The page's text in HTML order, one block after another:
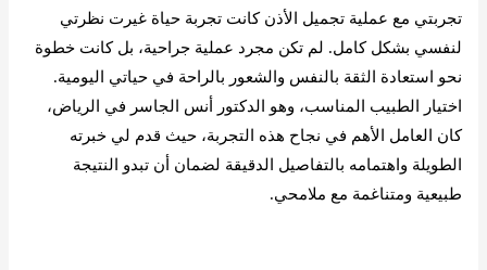
تجربتي مع عملية تجميل الأذن كانت تجربة حياة غيرت نظرتي
لنفسي بشكل كامل. لم تكن مجرد عملية جراحية، بل كانت خطوة
نحو استعادة الثقة بالنفس والشعور بالراحة في حياتي اليومية.
اختيار الطبيب المناسب، وهو الدكتور أنس الجاسر في الرياض،
كان العامل الأهم في نجاح هذه التجربة، حيث قدم لي خبرته
الطويلة واهتمامه بالتفاصيل الدقيقة لضمان أن تبدو النتيجة
طبيعية ومتناغمة مع ملامحي.